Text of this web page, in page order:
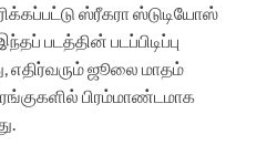
ஸ்ரீகரா ஸ்டுடியோஸ்
படத்தின் படப்பிடிப்பு
எதிர்வரும் ஜூலை மாதம்
பிரம்மாண்டமாக